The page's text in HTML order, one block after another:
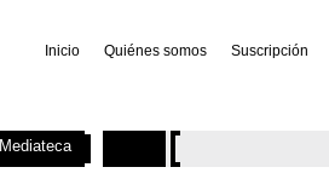
Inicio Quiénes somos Suscripción
Mediateca